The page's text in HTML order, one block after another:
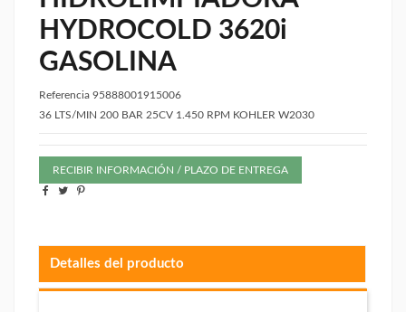
HYDROCOLD 3620i
GASOLINA
Referencia 95888001915006
36 LTS/MIN 200 BAR 25CV 1.450 RPM KOHLER W2030
RECIBIR INFORMACIÓN / PLAZO DE ENTREGA
Detalles del producto